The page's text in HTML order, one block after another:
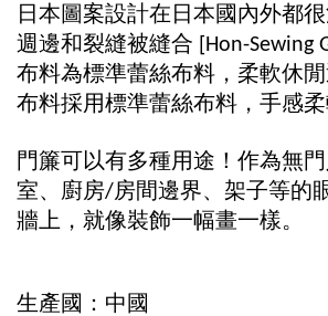
日本圖案設計在日本國內外都很
週邊和裂縫被縫合 [Hon-Sewing
布料為標準蕾絲布料，柔軟休閒
布料採用標準蕾絲布料，手感柔
門簾可以有多種用途！作為無
室、廚房/ 房間邊界、架子等的
牆上，就像裝飾一幅畫一樣。
生產國：中國